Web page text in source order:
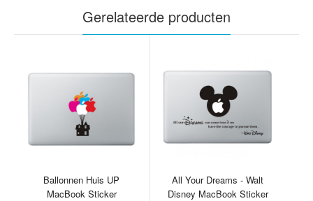
Gerelateerde producten
Ballonnen Huis UP
MacBook Sticker
All Your Dreams - Walt
Disney MacBook Sticker